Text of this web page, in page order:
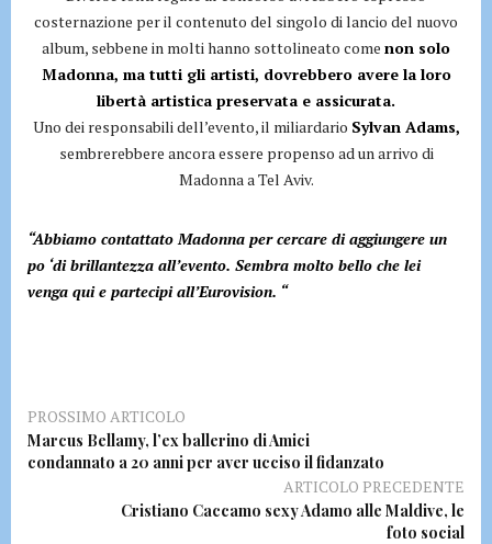
costernazione per il contenuto del singolo di lancio del nuovo
album, sebbene in molti hanno sottolineato come non solo
Madonna, ma tutti gli artisti, dovrebbero avere la loro
libertà artistica preservata e assicurata.
Uno dei responsabili dell’evento, il miliardario Sylvan Adams,
sembrerebbere ancora essere propenso ad un arrivo di
Madonna a Tel Aviv.
“Abbiamo contattato Madonna per cercare di aggiungere un
po ‘di brillantezza all’evento. Sembra molto bello che lei
venga qui e partecipi all’Eurovision. “
PROSSIMO ARTICOLO
Marcus Bellamy, l’ex ballerino di Amici
condannato a 20 anni per aver ucciso il fidanzato
ARTICOLO PRECEDENTE
Cristiano Caccamo sexy Adamo alle Maldive, le
foto social